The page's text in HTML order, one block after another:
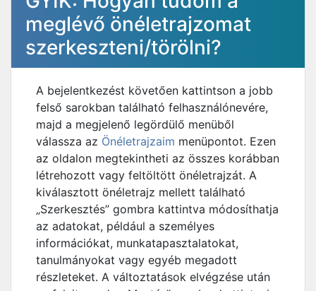
meglévő önéletrajzomat
szerkeszteni/törölni?
A bejelentkezést követően kattintson a jobb
felső sarokban található felhasználónevére,
majd a megjelenő legördülő menüből
válassza az Önéletrajzaim menüpontot. Ezen
az oldalon megtekintheti az összes korábban
létrehozott vagy feltöltött önéletrajzát. A
kiválasztott önéletrajz mellett található
„Szerkesztés” gombra kattintva módosíthatja
az adatokat, például a személyes
információkat, munkatapasztalatokat,
tanulmányokat vagy egyéb megadott
részleteket. A változtatások elvégzése után